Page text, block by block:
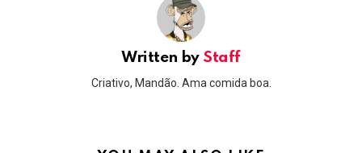
Written by Staff
Criativo, Mandão. Ama comida boa.